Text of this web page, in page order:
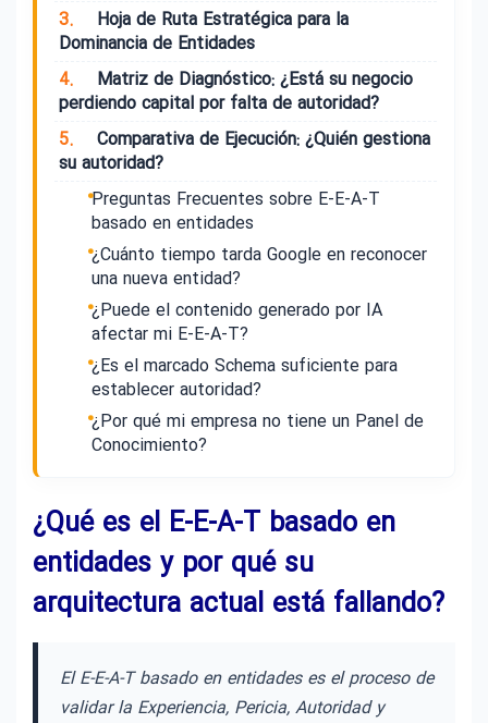
3.
Hoja de Ruta Estratégica para la
Dominancia de Entidades
4.
Matriz de Diagnóstico: ¿Está su negocio
perdiendo capital por falta de autoridad?
5.
Comparativa de Ejecución: ¿Quién gestiona
su autoridad?
Preguntas Frecuentes sobre E-E-A-T
basado en entidades
¿Cuánto tiempo tarda Google en reconocer
una nueva entidad?
¿Puede el contenido generado por IA
afectar mi E-E-A-T?
¿Es el marcado Schema suficiente para
establecer autoridad?
¿Por qué mi empresa no tiene un Panel de
Conocimiento?
¿Qué es el E-E-A-T basado en
entidades y por qué su
arquitectura actual está fallando?
El E-E-A-T basado en entidades es el proceso de
validar la Experiencia, Pericia, Autoridad y